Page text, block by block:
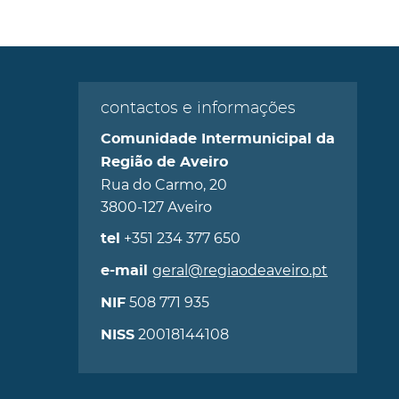
contactos e informações
Comunidade Intermunicipal da
Região de Aveiro
Rua do Carmo, 20
3800-127 Aveiro
tel +351 234 377 650
e-mail geral@regiaodeaveiro.pt
NIF508 771 935
NISS20018144108